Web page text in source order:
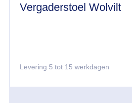
Vergaderstoel Wolvilt
Levering 5 tot 15 werkdagen